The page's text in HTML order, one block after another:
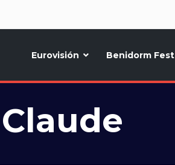
Eurovisión Benidorm Fest
Claude